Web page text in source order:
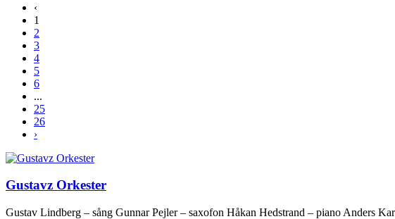
‹
1
2
3
4
5
6
...
25
26
›
Gustavz Orkester
Gustav Lindberg – sång Gunnar Pejler – saxofon Håkan Hedstrand – piano Anders